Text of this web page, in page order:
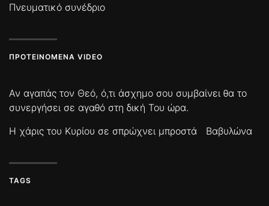
Πνευματικό συνέδριο
ΠΡΟΤΕΙΝΌΜΕΝΑ VIDEO
Αν αγαπάς τον Θεό, ό,τι άσχημο σου συμβαίνει θα το
συνεργήσει σε αγαθό στη δική Του ώρα.
Η χάρις του Κυρίου σε σπρώχνει μπροστά
Βαβυλώνα
TAGS